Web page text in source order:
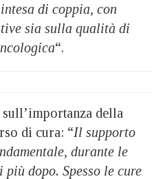
di coppia, con
sia sulla qualità di
“.
della
di cura: “Il supporto
durante le
dopo. Spesso le cure